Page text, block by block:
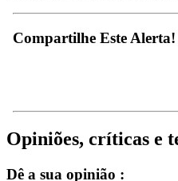
Compartilhe Este Alerta!
Opiniões, críticas e
Dê a sua opinião :